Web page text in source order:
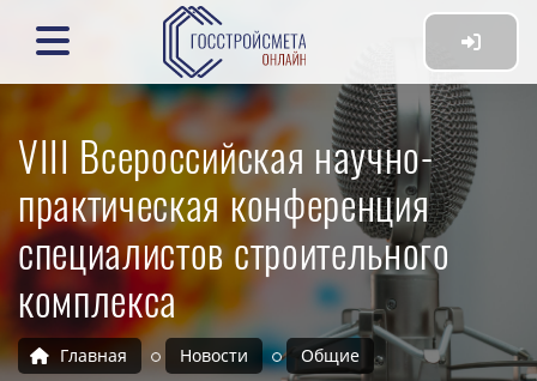
VIII Всероссийская научно-
практическая конференция
специалистов строительного
комплекса
Главная Новости
Общие